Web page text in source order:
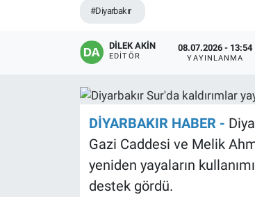
#Diyarbakır
DİLEK AKİN
EDITÖR
08.07.2026 - 13:54
YAYINLANMA
DİYARBAKIR HABER -
Gazi Caddesi ve Melik
yeniden yayaların
destek gördü.
KÜLTÜR SANAT
EĞİTİM
ÖZEL HABER
POLİTİKA
Son Dakika Haberleri
Haber Arşivi